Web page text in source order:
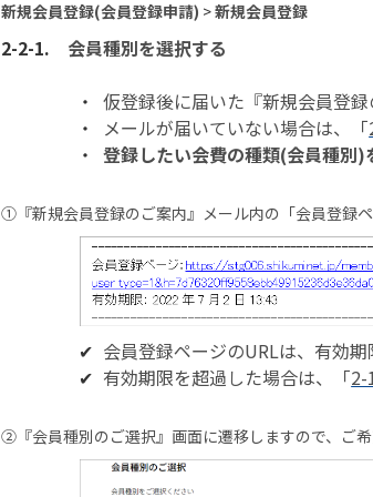
新規会員登録(会員登録申請) >新規会員登録
会員種別を選択する
仮登録後に届いた『新規会員登
メールが届いていない場合は、「
登録したい会費の種類(会員種別)
①『新規会員登録のご案内』メール内の「会員登録ペ
会員登録ページのURLは、有効期
有効期限を超過した場合は、「2-
②『会員種別のご選択』画面に遷移しますので、ご